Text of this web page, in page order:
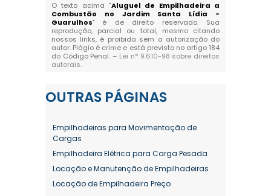
O texto acima "Aluguel de Empilhadeira a
Combustão no Jardim Santa Lídia -
Guarulhos" é de direito reservado. Sua
reprodução, parcial ou total, mesmo citando
nossos links, é proibida sem a autorização do
autor. Plágio é crime e está previsto no artigo 184
do Código Penal. – Lei n° 9.610-98 sobre direitos
autorais.
OUTRAS PÁGINAS
Empilhadeiras para Movimentação de
Cargas
Empilhadeira Elétrica para Carga Pesada
Locação e Manutenção de Empilhadeiras
Locação de Empilhadeira Preço